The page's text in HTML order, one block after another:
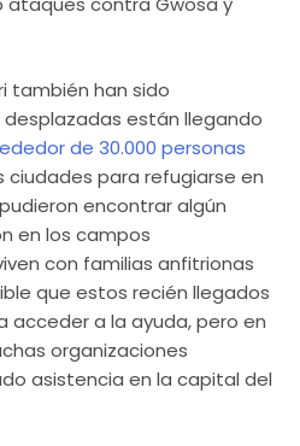
también han sido
están llegando
de 30.000 personas
ciudades para refugiarse en
encontrar algún
en los campos
con familias anfitrionas
que estos recién llegados
acceder a la ayuda, pero en
organizaciones
asistencia en la capital del